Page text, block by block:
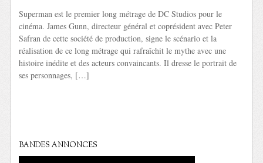
Superman est le premier long métrage de DC Studios pour le
cinéma. James Gunn, directeur général et coprésident avec Peter
Safran de cette société de production, signe le scénario et la
réalisation de ce long métrage qui rafraîchit le mythe avec une
histoire inédite et des acteurs convaincants. Il dresse le portrait de
ses personnages, […]
BANDES ANNONCES